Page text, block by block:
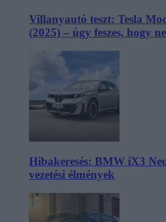
Villanyautó teszt: Tesla
(2025) – úgy feszes, hogy
Hibakeresés: BMW iX3
vezetési élmények